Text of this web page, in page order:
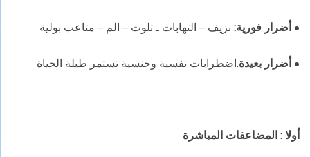
• أضرار فورية: نزيف – التهابات ـ تلوث – الم – متاعب بولية
• أضرار بعيدة:اضطرابات نفسية وجنسية تستمر طيلة الحياة
أولا : المضاعفات المباشرة